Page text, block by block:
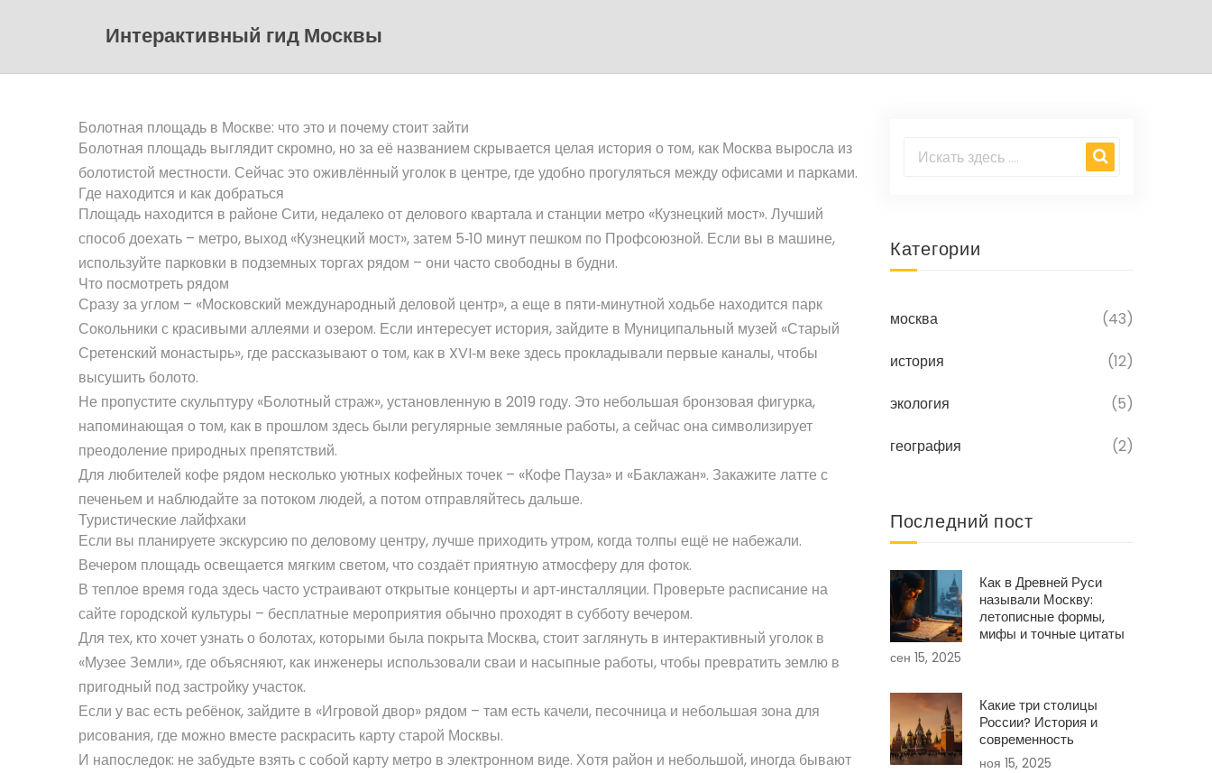
Интерактивный гид Москвы
Болотная площадь в Москве: что это и почему стоит зайти
Болотная площадь выглядит скромно, но за её названием скрывается целая история о том, как Москва выросла из
болотистой местности. Сейчас это оживлённый уголок в центре, где удобно прогуляться между офисами и парками.
Где находится и как добраться
Площадь находится в районе Сити, недалеко от делового квартала и станции метро «Кузнецкий мост». Лучший
способ доехать – метро, выход «Кузнецкий мост», затем 5‑10 минут пешком по Профсоюзной. Если вы в машине,
используйте парковки в подземных торгах рядом – они часто свободны в будни.
Что посмотреть рядом
Сразу за углом – «Московский международный деловой центр», а еще в пяти‑минутной ходьбе находится парк
Сокольники с красивыми аллеями и озером. Если интересует история, зайдите в Муниципальный музей «Старый
Сретенский монастырь», где рассказывают о том, как в XVI‑м веке здесь прокладывали первые каналы, чтобы
высушить болото.
Не пропустите скульптуру «Болотный страж», установленную в 2019 году. Это небольшая бронзовая фигурка,
напоминающая о том, как в прошлом здесь были регулярные земляные работы, а сейчас она символизирует
преодоление природных препятствий.
Для любителей кофе рядом несколько уютных кофейных точек – «Кофе Пауза» и «Баклажан». Закажите латте с
печеньем и наблюдайте за потоком людей, а потом отправляйтесь дальше.
Туристические лайфхаки
Если вы планируете экскурсию по деловому центру, лучше приходить утром, когда толпы ещё не набежали.
Вечером площадь освещается мягким светом, что создаёт приятную атмосферу для фоток.
В теплое время года здесь часто устраивают открытые концерты и арт‑инсталляции. Проверьте расписание на
сайте городской культуры – бесплатные мероприятия обычно проходят в субботу вечером.
Для тех, кто хочет узнать о болотах, которыми была покрыта Москва, стоит заглянуть в интерактивный уголок в
«Музее Земли», где объясняют, как инженеры использовали сваи и насыпные работы, чтобы превратить землю в
пригодный под застройку участок.
Если у вас есть ребёнок, зайдите в «Игровой двор» рядом – там есть качели, песочница и небольшая зона для
рисования, где можно вместе раскрасить карту старой Москвы.
И напоследок: не забудьте взять с собой карту метро в электронном виде. Хотя район и небольшой, иногда бывают
Категории
москва (43)
история (12)
экология (5)
география (2)
Последний пост
Как в Древней Руси
называли Москву:
летописные формы,
мифы и точные цитаты
сен 15, 2025
Какие три столицы
России? История и
современность
ноя 15, 2025